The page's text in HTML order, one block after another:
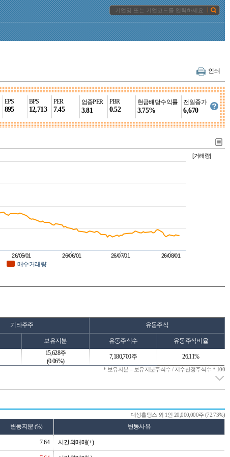
인쇄
EPS
895
BPS
12,713
PER
7.45
업종PER
3.81
PBR
0.52
현금배당수익률
3.75%
전일종가
6,670
[거래량]
매수거래량
26/05/01 26/06/01 26/07/01 26/08/01
기타주주 유동주식
보유지분 유동주식수 유동주식비율
15,628주
(0.06%)
7,180,700주 26.11%
* 보유지분 = 보유지분주식수 / 지수산정주식수 * 100
대성홀딩스 외 1인 20,000,000주 (72.73%)
변동지분 (%) 변동사유
7.64 시간외매매(+)